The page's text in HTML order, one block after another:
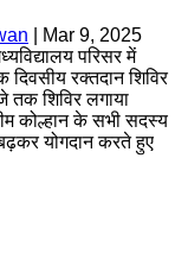
Mar 9, 2025
परिसर में
दिवसीय रक्तदान शिविर
शिविर लगाया
कोल्हान के सभी सदस्य
योगदान करते हुए